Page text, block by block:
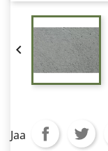

Jaa